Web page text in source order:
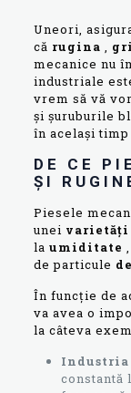
Uneori,
că rugina ,
mecanice nu
industriale
vrem să vă
și șuruburile
în același
DE CE
ȘI
Piesele
unei varietăți
la umiditate
de particule
În funcție de
va avea o
la câteva
constantă